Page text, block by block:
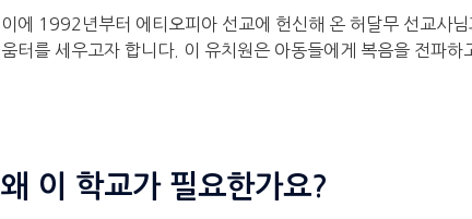
이에 1992년부터 에티오피아 선교에 헌신해 온 허달무 선교사
움터를 세우고자 합니다.
이 유치원은 아동들에게 복음을 전파
왜 이 학교가 필요한가요?